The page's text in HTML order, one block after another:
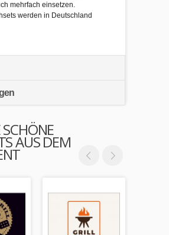
mehrfach einsetzen.
werden in Deutschland
AUS DEM